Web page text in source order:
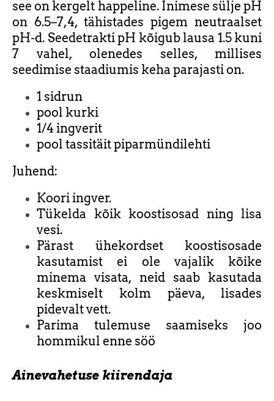
see on kergelt happeline. Inimese sülje pH
on 6.5–7,4, tähistades pigem neutraalset
pH-d. Seedetrakti pH kõigub lausa 1.5 kuni
7 vahel, olenedes selles, millises
seedimise staadiumis keha parajasti on.
1 sidrun
pool kurki
1/4 ingverit
pool tassitäit piparmündilehti
Juhend:
Koori ingver.
Tükelda kõik koostisosad ning lisa
vesi.
Pärast ühekordset koostisosade
kasutamist ei ole vajalik kõike
minema visata, neid saab kasutada
keskmiselt kolm päeva, lisades
pidevalt vett.
Parima tulemuse saamiseks joo
hommikul enne söö
Ainevahetuse kiirendaja